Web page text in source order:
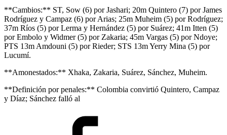
**Cambios:** ST, Sow (6) por Jashari; 20m Quintero (7) por James
Rodríguez y Campaz (6) por Arias; 25m Muheim (5) por Rodríguez;
37m Ríos (5) por Lerma y Hernández (5) por Suárez; 41m Itten (5)
por Embolo y Widmer (5) por Zakaria; 45m Vargas (5) por Ndoye;
PTS 13m Amdouni (5) por Rieder; STS 13m Yerry Mina (5) por
Lucumí.
**Amonestados:** Xhaka, Zakaria, Suárez, Sánchez, Muheim.
**Definición por penales:** Colombia convirtió Quintero, Campaz
y Díaz; Sánchez falló al